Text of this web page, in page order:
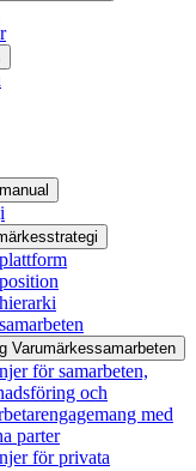
Varumärkessamarbeten
för samarbeten,
och
med
parter
för privata